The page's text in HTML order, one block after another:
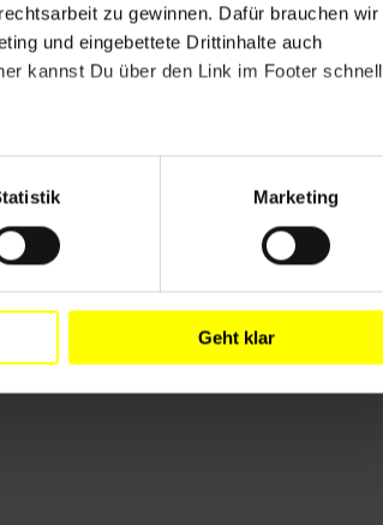
zu gewinnen. Dafür brauchen wir
und eingebettete Drittinhalte auch
kannst Du über den Link im Footer schnell
Marketing
Geht klar
Deutsch
habe es